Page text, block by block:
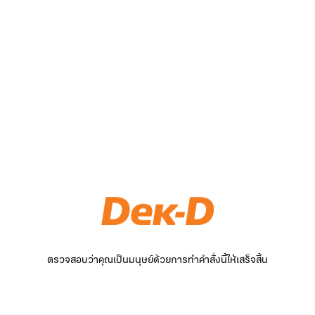
ตรวจสอบว่าคุณเป็นมนุษย์ด้วยการทำคำสั่งนี้ให้เสร็จสิ้น